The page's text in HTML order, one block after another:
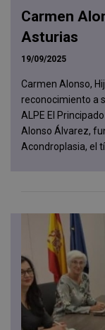
Carmen
Asturias
19/09/2025
Carmen Alonso,
reconocimiento a
ALPE El
Alonso Álvarez,
Acondroplasia, el